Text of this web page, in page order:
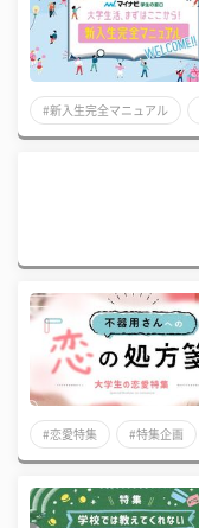
#新入生完全マニュアル
#恋愛特集 #特集企画